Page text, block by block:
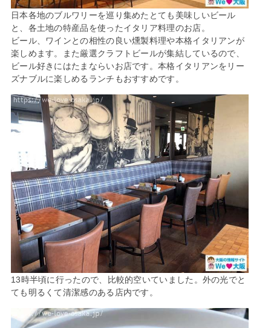
日本各地のブルワリーを巡り集めたとても美味しいビール
と、各土地の特産品を使ったイタリア料理のお店。
ビール、ワインとの相性の良い燻製料理や本格イタリアンが
楽しめます。また厳選クラフトビールが集結しているので、
ビール好きにはたまならいお店です。本格イタリアンをリー
ズナブルに楽しめるランチもおすすめです。
13時半頃に行ったので、比較的空いていました。外の光でと
ても明るくて清潔感のある店内です。